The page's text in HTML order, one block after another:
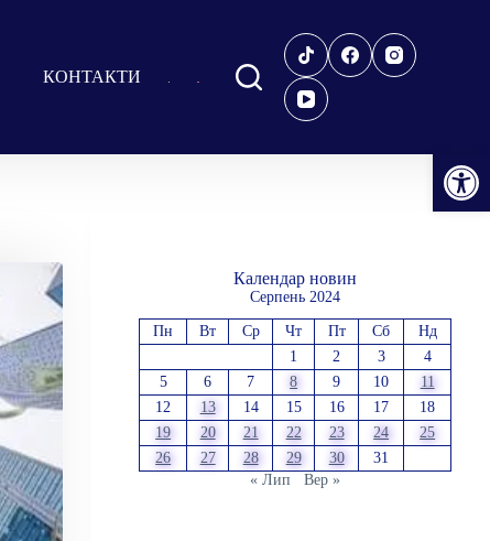
Відкрити Панель інструментів
КОНТАКТИ
Календар новин
Серпень 2024
Пн Вт Ср Чт Пт Сб
Нд
1
2 3
4
5
6 7 8 9 10
11
12
13 14 15 16 17
18
19
20 21 22 23 24
25
26
27 28 29 30
31
« Лип
Вер »